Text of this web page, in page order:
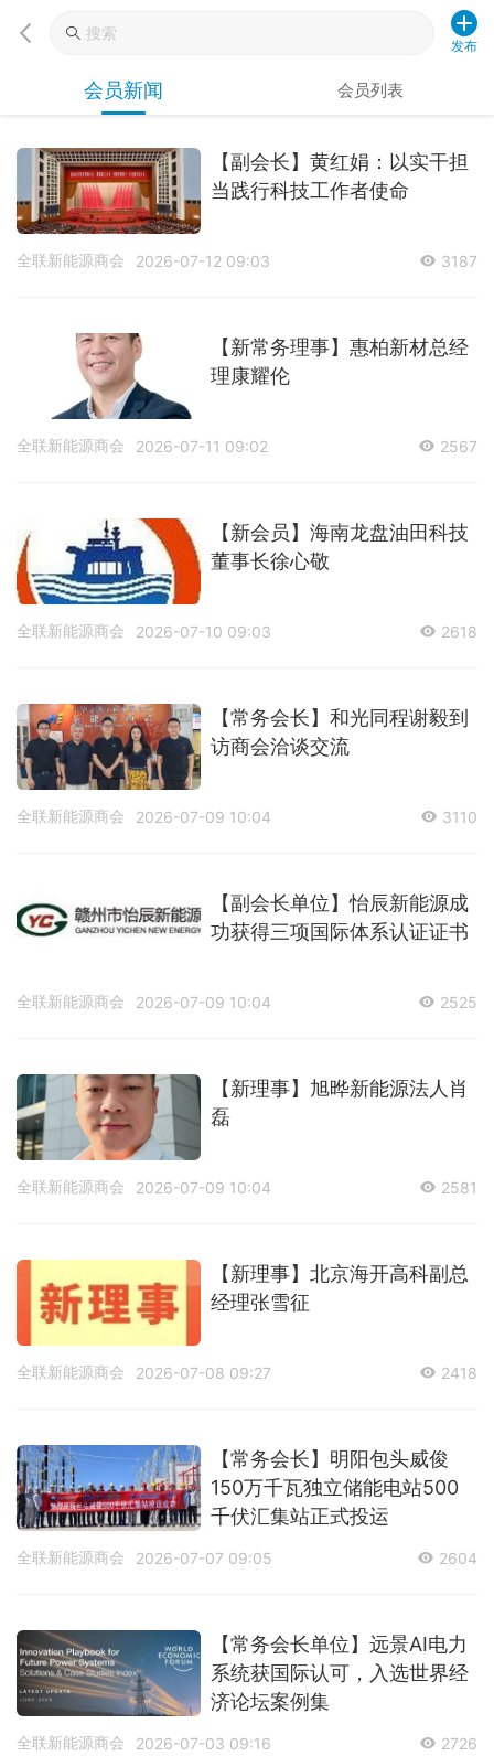
发布
会员新闻 会员列表
【副会长】黄红娟：以实干担
当践行科技工作者使命
全联新能源商会 2026-07-12 09:03 3187
【新常务理事】惠柏新材总经
理康耀伦
全联新能源商会 2026-07-11 09:02 2567
【新会员】海南龙盘油田科技
董事长徐心敬
全联新能源商会 2026-07-10 09:03 2618
【常务会长】和光同程谢毅到
访商会洽谈交流
全联新能源商会 2026-07-09 10:04 3110
【副会长单位】怡辰新能源成
功获得三项国际体系认证证书
全联新能源商会 2026-07-09 10:04 2525
【新理事】旭晔新能源法人肖
磊
全联新能源商会 2026-07-09 10:04 2581
【新理事】北京海开高科副总
经理张雪征
全联新能源商会 2026-07-08 09:27 2418
【常务会长】明阳包头威俊
150万千瓦独立储能电站500
千伏汇集站正式投运
全联新能源商会 2026-07-07 09:05 2604
【常务会长单位】远景AI电力
系统获国际认可，入选世界经
济论坛案例集
全联新能源商会 2026-07-03 09:16 2726